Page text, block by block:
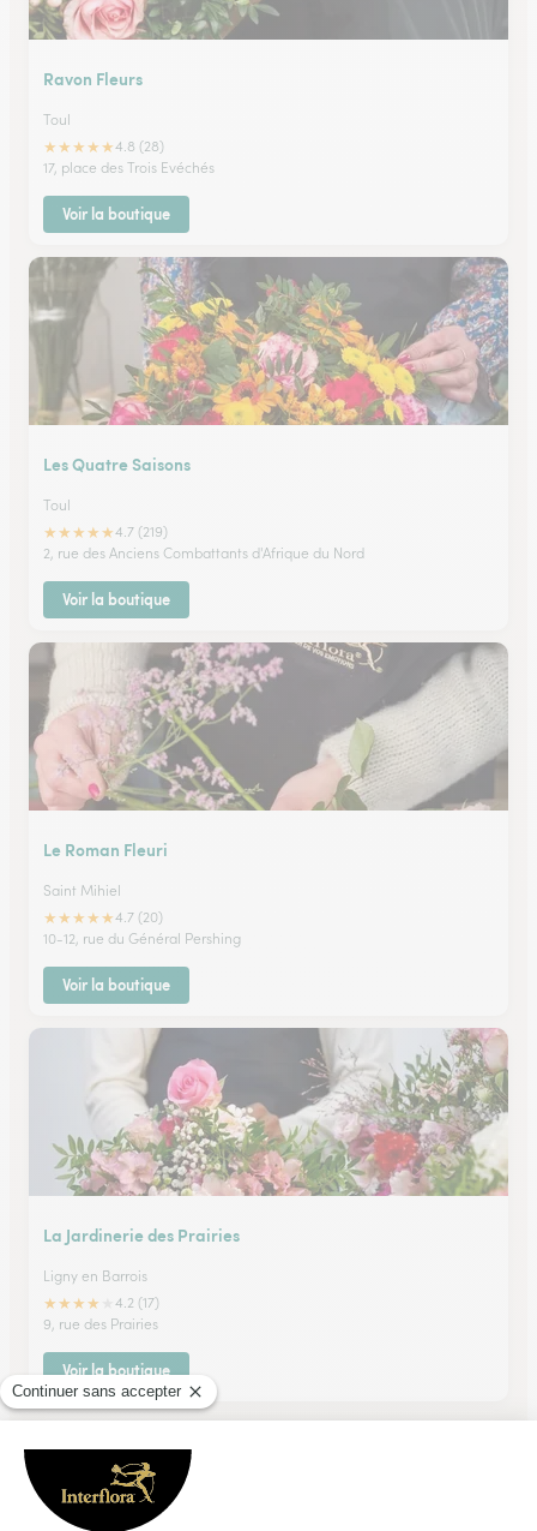
Ravon Fleurs
Toul
★★★★★4.8 (28)
17, place des Trois Evéchés
Voir la boutique
Les Quatre Saisons
Toul
★★★★★4.7 (219)
2, rue des Anciens Combattants d'Afrique du Nord
Voir la boutique
Le Roman Fleuri
Saint Mihiel
★★★★★4.7 (20)
10-12, rue du Général Pershing
Voir la boutique
La Jardinerie des Prairies
Ligny en Barrois
★★★★
4.2 (17)
9, rue des Prairies
Voir la boutique
Ils ont fait livrer des fleurs ou une plante à